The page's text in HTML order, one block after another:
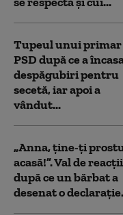
Tupeul unui primar
PSD după ce a
despăgubiri pentru
secetă, iar apoi a
vândut...
„Anna, ţine-ţi
acasă!”. Val de reacții
după ce un bărbat a
desenat o